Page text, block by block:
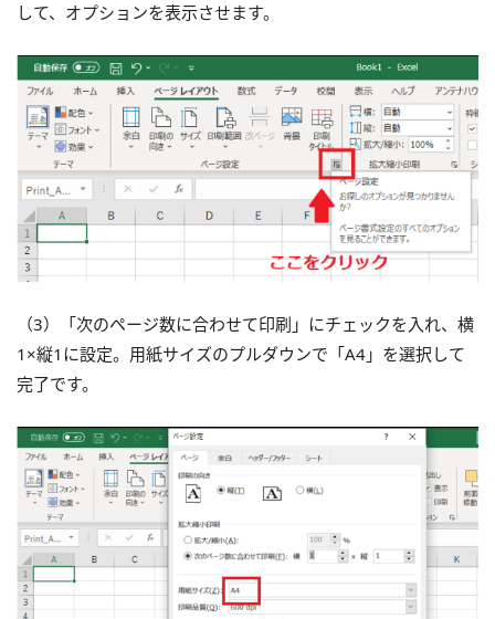
して、オプションを表示させます。
（3）「次のページ数に合わせて印刷」にチェックを入れ、横
1×縦1に設定。用紙サイズのプルダウンで「A4」を選択して
完了です。